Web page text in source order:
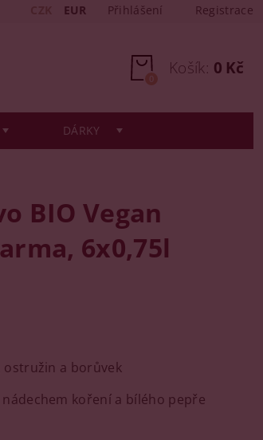
EUR Přihlášení Registrace
Košík: 0 Kč
0
DÁRKY
BIO Vegan
6x0,75l
a borůvek
koření a bílého pepře